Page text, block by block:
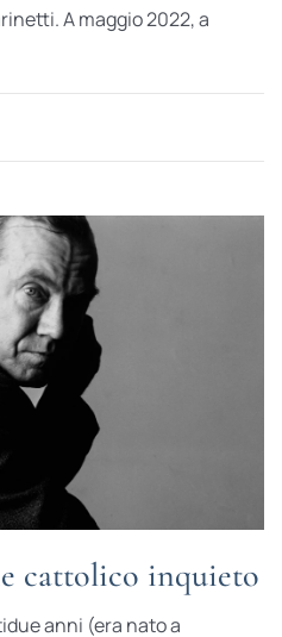
A maggio 2022, a
cattolico inquieto
anni (era nato a